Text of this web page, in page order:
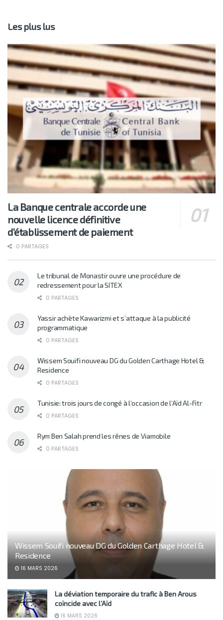
Les plus lus
La Banque centrale accorde une
nouvelle licence définitive
d’établissement de paiement
0 PARTAGES
Le tribunal de Monastir ouvre une procédure de
redressement pour la SITEX
0 PARTAGES
Yassir achète Kawarizmi et s’attaque à la publicité
programmatique
0 PARTAGES
Wissem Souifi nouveau DG du Golden Carthage Hotel &
Residence
0 PARTAGES
Tunisie: trois jours de congé à l’occasion de l’Aïd Al-Fitr
0 PARTAGES
Rym Ben Salah prend les rênes de Viamobile
0 PARTAGES
Wissem Souifi nouveau DG du Golden Carthage Hotel &
Residence
16 MARS 2026
La déviation temporaire du trafic à Ben Arous
coïncide avec l’Aïd
16 MARS 2026